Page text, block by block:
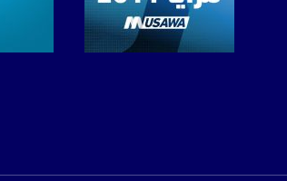
5/6
عربسات Arabsat Badr 4 at 26.0 east